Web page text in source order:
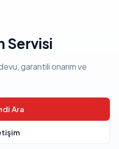
Servisi
garantili onarım ve
Ara